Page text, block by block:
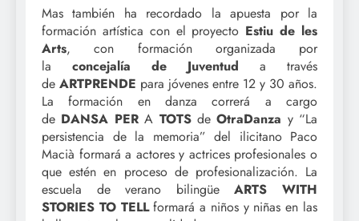
Mas también ha recordado la apuesta por la
formación artística con el proyecto Estiu de les
Arts, con formación organizada por
la concejalía de Juventud a través
de ARTPRENDE para jóvenes entre 12 y 30 años.
La formación en danza correrá a cargo
de DANSA PERA TOTSdeOtraDanza y “La
persistencia de la memoria” del ilicitano Paco
Macià formará a actores y actrices profesionales o
que estén en proceso de profesionalización. La
escuela de verano bilingüeARTS WITH
STORIES TO TELLformará a niños y niñas en las